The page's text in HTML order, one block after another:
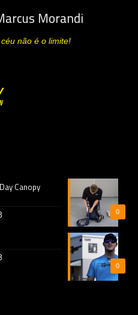
Morandi
não é o limite!
0
Canopy
0